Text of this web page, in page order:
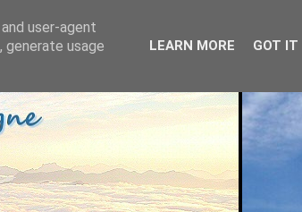
user-agent
usage
LEARN MORE GOT IT